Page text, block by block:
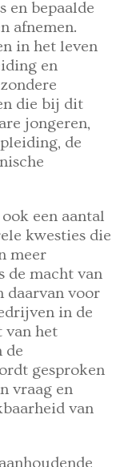
en bepaalde
afnemen.
in het leven
en
die bij dit
jongeren,
de
een aantal
kwesties die
meer
de macht van
daarvan voor
in de
van het
de
gesproken
vraag en
van